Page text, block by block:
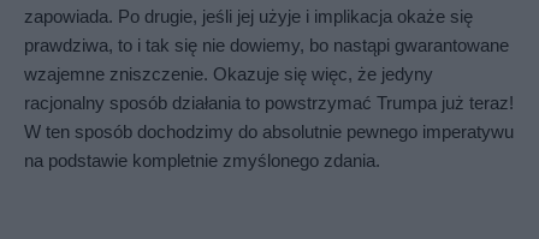
zapowiada. Po drugie, jeśli jej użyje i implikacja okaże się
prawdziwa, to i tak się nie dowiemy, bo nastąpi gwarantowane
wzajemne zniszczenie. Okazuje się więc, że jedyny
racjonalny sposób działania to powstrzymać Trumpa już teraz!
W ten sposób dochodzimy do absolutnie pewnego imperatywu
na podstawie kompletnie zmyślonego zdania.